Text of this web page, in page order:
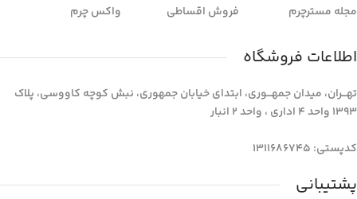
مجله مسترچرم
فروش اقساطی
واکس چرم
اطلاعات فروشگاه
تهـــران، میدان جمهـــوری، ابتدای خیابان جمهوری، نبش کوچه کاووسی، پلاک
1393 واحد 4 اداری ، واحد 2 انبار
کدپستی: 1311686745
پشتیبانی